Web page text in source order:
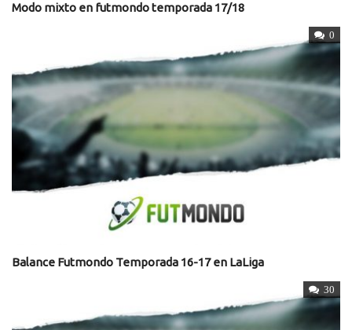
Modo mixto en futmondo temporada 17/18
0
Balance Futmondo Temporada 16-17 en LaLiga
30